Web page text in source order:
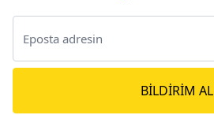
BILDIRIM AL